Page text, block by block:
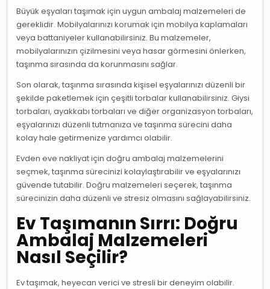
Büyük eşyaları taşımak için uygun ambalaj malzemeleri de
gereklidir. Mobilyalarınızı korumak için mobilya kaplamaları
veya battaniyeler kullanabilirsiniz. Bu malzemeler,
mobilyalarınızın çizilmesini veya hasar görmesini önlerken,
taşınma sırasında da korunmasını sağlar.
Son olarak, taşınma sırasında kişisel eşyalarınızı düzenli bir
şekilde paketlemek için çeşitli torbalar kullanabilirsiniz. Giysi
torbaları, ayakkabı torbaları ve diğer organizasyon torbaları,
eşyalarınızı düzenli tutmanıza ve taşınma sürecini daha
kolay hale getirmenize yardımcı olabilir.
Evden eve nakliyat için doğru ambalaj malzemelerini
seçmek, taşınma sürecinizi kolaylaştırabilir ve eşyalarınızı
güvende tutabilir. Doğru malzemeleri seçerek, taşınma
sürecinizin daha düzenli ve stresiz olmasını sağlayabilirsiniz.
Ev Taşımanın Sırrı: Doğru
Ambalaj Malzemeleri
Nasıl Seçilir?
Ev taşımak, heyecan verici ve stresli bir deneyim olabilir.